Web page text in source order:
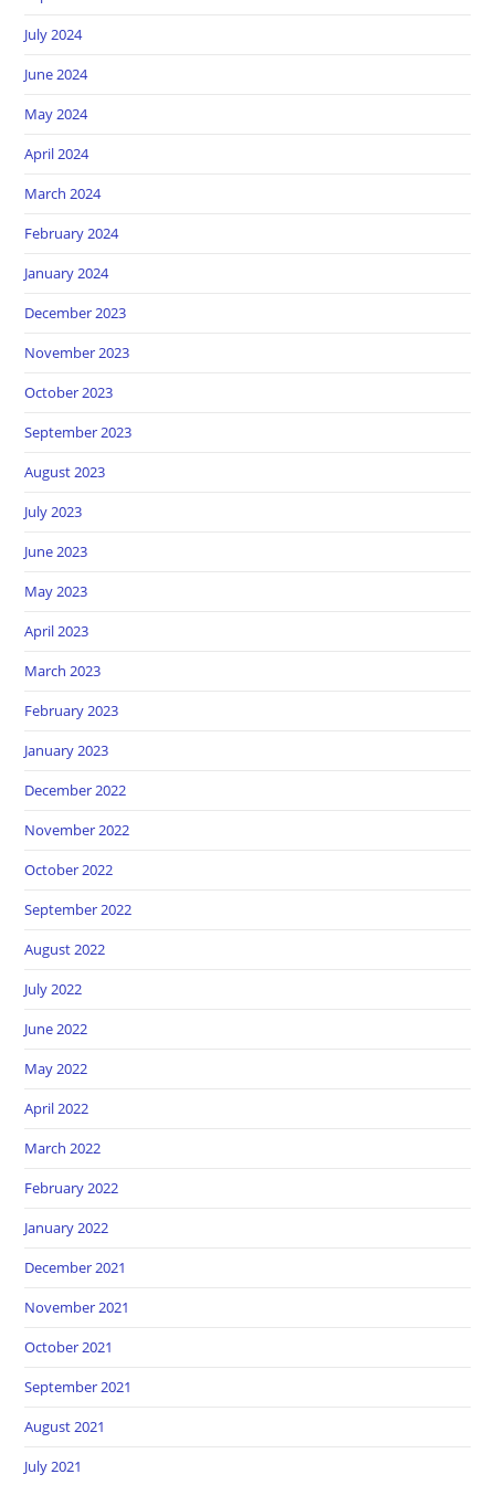
July 2024
June 2024
May 2024
April 2024
March 2024
February 2024
January 2024
December 2023
November 2023
October 2023
September 2023
August 2023
July 2023
June 2023
May 2023
April 2023
March 2023
February 2023
January 2023
December 2022
November 2022
October 2022
September 2022
August 2022
July 2022
June 2022
May 2022
April 2022
March 2022
February 2022
January 2022
December 2021
November 2021
October 2021
September 2021
August 2021
July 2021